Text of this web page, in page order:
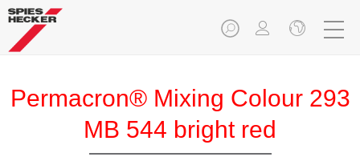
Permacron® Mixing Colour 293
MB 544 bright red